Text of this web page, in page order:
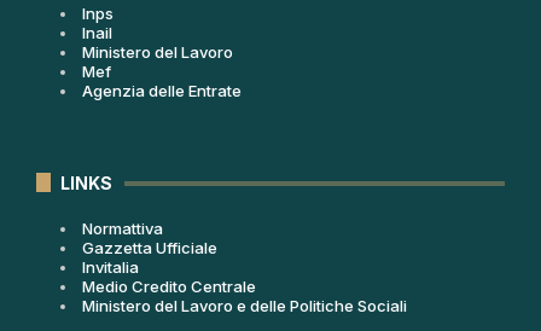
Inps
Inail
Ministero del Lavoro
Mef
Agenzia delle Entrate
LINKS
Normattiva
Gazzetta Ufficiale
Invitalia
Medio Credito Centrale
Ministero del Lavoro e delle Politiche Sociali